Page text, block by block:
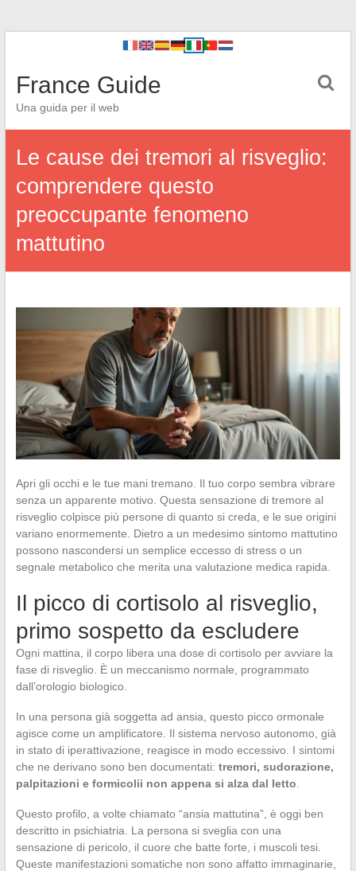
France Guide
Una guida per il web
Le cause dei tremori al risveglio:
comprendere questo
preoccupante fenomeno
mattutino
Apri gli occhi e le tue mani tremano. Il tuo corpo sembra vibrare
senza un apparente motivo. Questa sensazione di tremore al
risveglio colpisce più persone di quanto si creda, e le sue origini
variano enormemente. Dietro a un medesimo sintomo mattutino
possono nascondersi un semplice eccesso di stress o un
segnale metabolico che merita una valutazione medica rapida.
Il picco di cortisolo al risveglio,
primo sospetto da escludere
Ogni mattina, il corpo libera una dose di cortisolo per avviare la
fase di risveglio. È un meccanismo normale, programmato
dall’orologio biologico.
In una persona già soggetta ad ansia, questo picco ormonale
agisce come un amplificatore. Il sistema nervoso autonomo, già
in stato di iperattivazione, reagisce in modo eccessivo. I sintomi
che ne derivano sono ben documentati: tremori, sudorazione,
palpitazioni e formicolii non appena si alza dal letto
Questo profilo, a volte chiamato “ansia mattutina”, è oggi ben
descritto in psichiatria. La persona si sveglia con una
sensazione di pericolo, il cuore che batte forte, i muscoli tesi.
Queste manifestazioni somatiche non sono affatto immaginarie,